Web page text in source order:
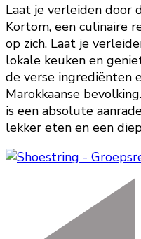
Laat je verleiden door
Kortom, een culinaire
op zich. Laat je
lokale keuken en
de verse ingrediënten
Marokkaanse
is een absolute
lekker eten en een